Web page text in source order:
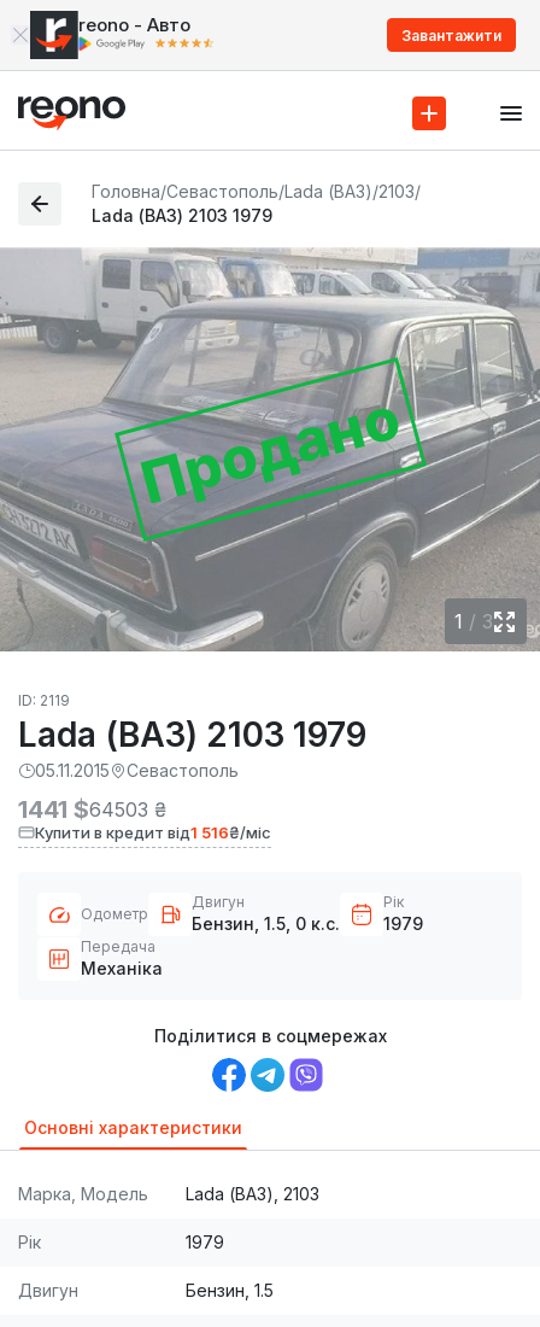
reono - Авто Завантажити
Головна/Севастополь/Lada (ВАЗ)/2103/
Lada (ВАЗ) 2103 1979
Продано
1 / 3
ID: 2119
Lada (ВАЗ) 2103 1979
05.11.2015 Севастополь
1441 $64503 ₴
Купити в кредит від1 516₴/міс
Одометр
Двигун
Бензин, 1.5, 0 к.с.
Рік
1979
Передача
Механіка
Поділитися в соцмережах
Основні характеристики
Марка, Модель Lada (ВАЗ), 2103
Рік 1979
Двигун Бензин, 1.5